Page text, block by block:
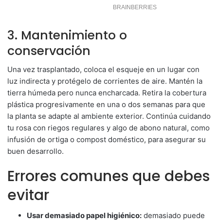
3. Mantenimiento o
conservación
Una vez trasplantado, coloca el esqueje en un lugar con
luz indirecta y protégelo de corrientes de aire. Mantén la
tierra húmeda pero nunca encharcada. Retira la cobertura
plástica progresivamente en una o dos semanas para que
la planta se adapte al ambiente exterior. Continúa cuidando
tu rosa con riegos regulares y algo de abono natural, como
infusión de ortiga o compost doméstico, para asegurar su
buen desarrollo.
Errores comunes que debes
evitar
Usar demasiado papel higiénico: demasiado puede